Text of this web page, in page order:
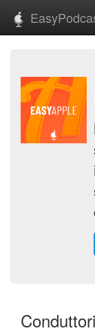
Conduttori